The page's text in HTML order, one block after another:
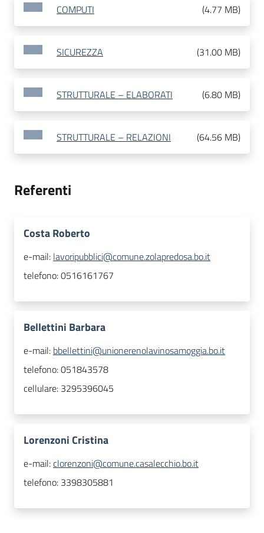
COMPUTI (4.77 MB)
SICUREZZA (31.00 MB)
STRUTTURALE – ELABORATI (6.80 MB)
STRUTTURALE – RELAZIONI (64.56 MB)
Referenti
Costa Roberto
e-mail: lavoripubblici@comune.zolapredosa.bo.it
telefono:0516161767
Bellettini Barbara
e-mail: bbellettini@unionerenolavinosamoggia.bo.it
telefono:051843578
cellulare: 3295396045
Lorenzoni Cristina
e-mail:clorenzoni@comune.casalecchio.bo.it
telefono: 3398305881